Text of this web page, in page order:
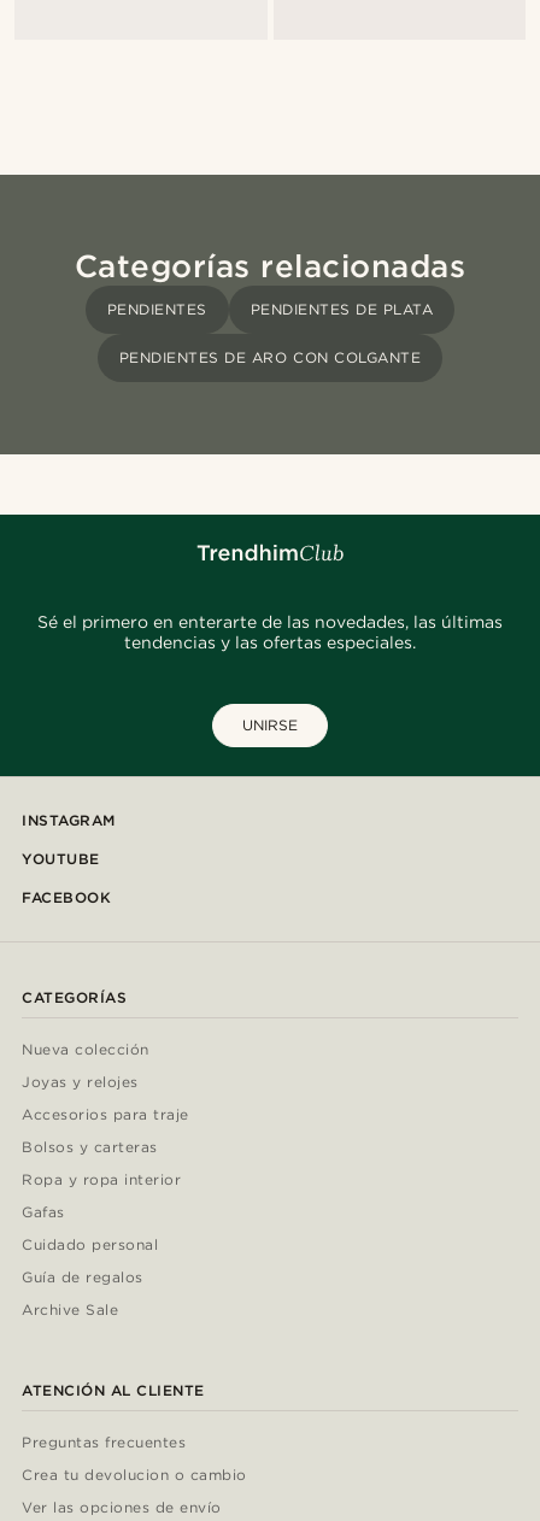
Categorías relacionadas
PENDIENTES PENDIENTES DE PLATA
PENDIENTES DE ARO CON COLGANTE
Sé el primero en enterarte de las novedades, las últimas
tendencias y las ofertas especiales.
UNIRSE
INSTAGRAM
YOUTUBE
FACEBOOK
CATEGORÍAS
Nueva colección
Joyas y relojes
Accesorios para traje
Bolsos y carteras
Ropa y ropa interior
Gafas
Cuidado personal
Guía de regalos
Archive Sale
ATENCIÓN AL CLIENTE
Preguntas frecuentes
Crea tu devolucion o cambio
Ver las opciones de envío